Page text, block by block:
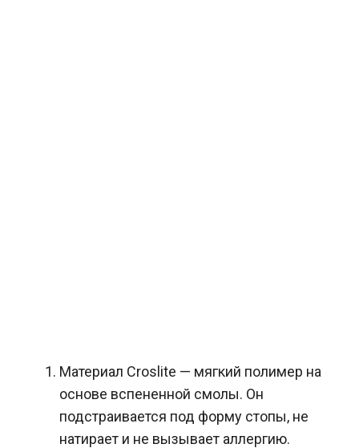
Материал Croslite — мягкий полимер на
основе вспененной смолы. Он
подстраивается под форму стопы, не
натирает и не вызывает аллергию.